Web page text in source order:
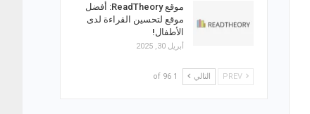
موقع ReadTheory: أفضل
موقع لتحسين القراءة لدى
الأطفال!
أبريل 30, 2025
التالي 1 of 96